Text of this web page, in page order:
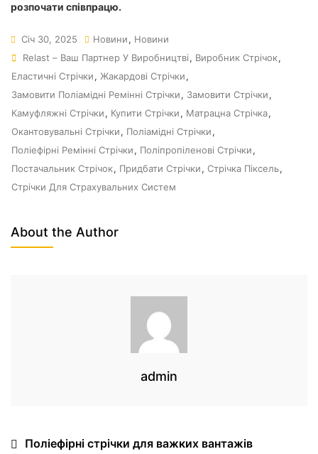
розпочати співпрацю.
Січ 30, 2025 Новини, Новини
Relast – Ваш Партнер У Виробництві, Виробник Стрічок,
Еластичні Стрічки, Жакардові Стрічки,
Замовити Поліамідні Ремінні Стрічки, Замовити Стрічки,
Камуфляжні Стрічки, Купити Стрічки, Матрацна Стрічка,
Окантовувальні Стрічки, Поліамідні Стрічки,
Поліефірні Ремінні Стрічки, Поліпропіленові Стрічки,
Постачальник Стрічок, Придбати Стрічки, Стрічка Піксель,
Стрічки Для Страхувальних Систем
About the Author
admin
Поліефірні стрічки для важких вантажів